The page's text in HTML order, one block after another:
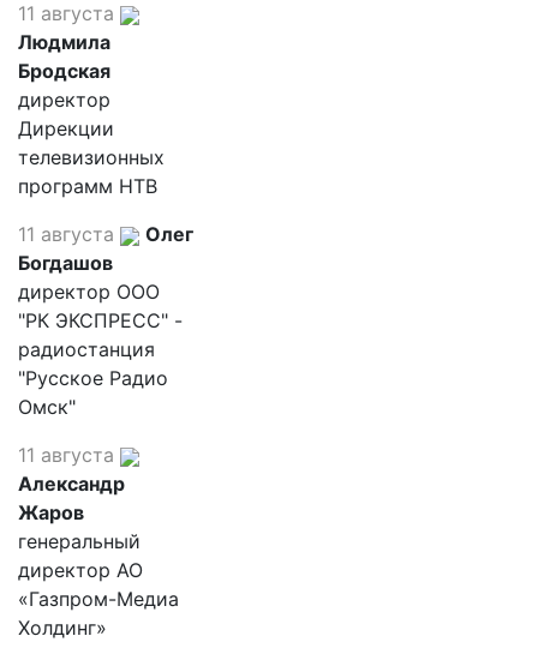
11 августа
Людмила
Бродская
директор
Дирекции
телевизионных
программ НТВ
11 августа
Олег
Богдашов
директор ООО
"РК ЭКСПРЕСС" -
радиостанция
"Русское Радио
Омск"
11 августа
Александр
Жаров
генеральный
директор АО
«Газпром-Медиа
Холдинг»